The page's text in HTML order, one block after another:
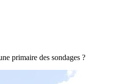
primaire des sondages ?